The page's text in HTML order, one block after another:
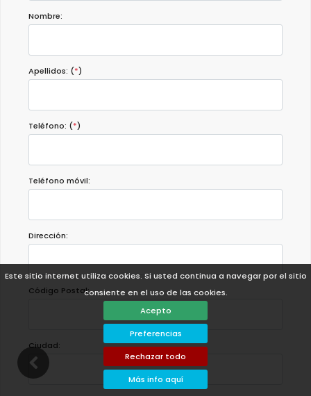
Este sitio internet utiliza cookies. Si usted continua a navegar por el sitio
consiente en el uso de las cookies.
Acepto
Preferencias
Rechazar todo
Más info aquí
Nombre:
Apellidos: (*)
Teléfono: (*)
Teléfono móvil:
Dirección:
Código Postal:
Ciudad: